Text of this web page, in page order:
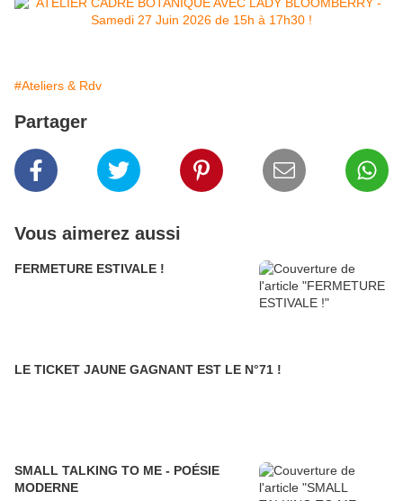
#Ateliers & Rdv
Partager
Vous aimerez aussi
FERMETURE ESTIVALE !
LE TICKET JAUNE GAGNANT EST LE N°71 !
SMALL TALKING TO ME - POÉSIE
MODERNE